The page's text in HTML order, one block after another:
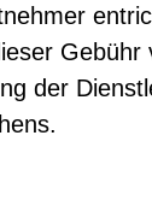
der